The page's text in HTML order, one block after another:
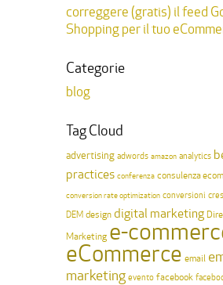
correggere (gratis) il feed
Shopping per il tuo
Categorie
blog
Tag Cloud
advertising adwords amazon analytics
practices conferenza consulenza
conversion rate optimization conversioni
DEM design digital marketing
Marketing e-
eCommerce email
marketing evento facebook